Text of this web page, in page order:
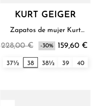
KURT GEIGER
Zapatos de mujer Kurt
228,00 € -30% 159,60 €
37½ 38 38½ 39 40